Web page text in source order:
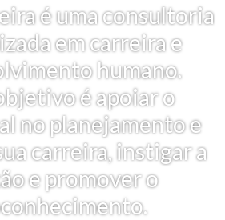
é uma consultoria
em carreira e
humano.
é apoiar o
no planejamento e
carreira, instigar a
e promover o